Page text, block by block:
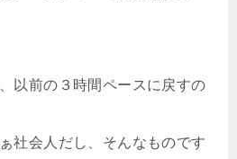
以前の３時間ペースに戻すの
社会人だし、そんなものです